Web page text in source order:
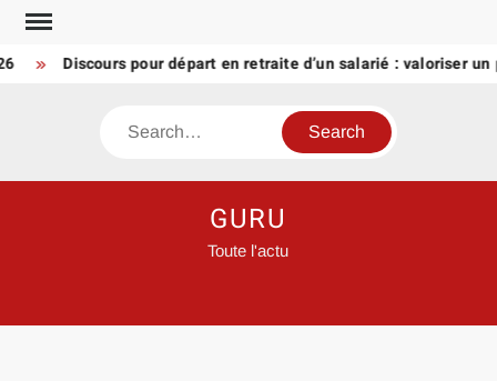
Skip
content
Discours pour départ en retraite d’un salarié : valoriser
Search
GURU
Toute l'actu